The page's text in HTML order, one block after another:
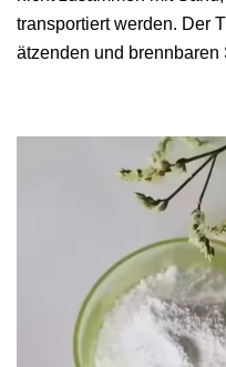
transportiert werden. Der
ätzenden und brennbaren